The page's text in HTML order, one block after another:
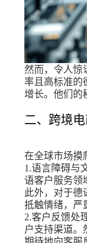
然而，令人惊
率且高标准的
增长。他们的
二、跨境电
在全球市场摸
1.语言障碍与
语客户服务领
此外，对于德
抵触情绪，严
2.客户反馈处
户支持渠道。